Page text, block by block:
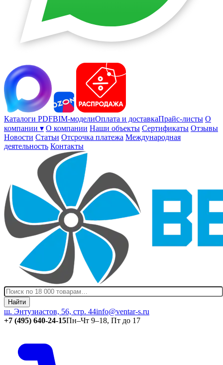
Каталоги PDFBIM-моделиОплата и доставкаПрайс-листы О
компании ▾ О компании Наши объекты Сертификаты Отзывы
Новости Статьи Отсрочка платежа Международная
деятельность Контакты
Найти
ш. Энтузиастов, 56, стр. 44info@ventar-s.ru
+7 (495) 640-24-15Пн–Чт 9–18, Пт до 17